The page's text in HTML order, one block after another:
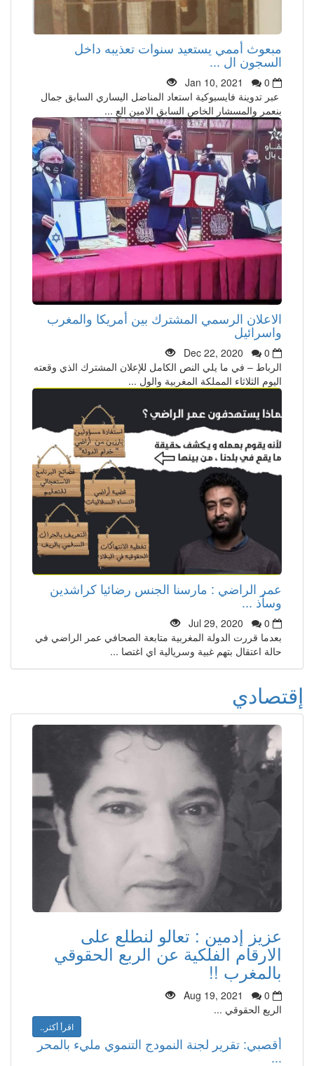
مبعوث أممي يستعيد سنوات تعذيبه داخل
السجون ال ...
Jan 10, 2021
0
عبر تدوينة فايسبوكية استعاد المناضل اليساري السابق جمال
بنعمر والمسشار الخاص السابق الامين الع ...
الاعلان الرسمي المشترك بين أمريكا والمغرب
واسرائيل
Dec 22, 2020
0
الرباط – في ما يلي النص الكامل للإعلان المشترك الذي وقعته
اليوم الثلاثاء المملكة المغربية والول ...
عمر الراضي : مارسنا الجنس رضائيا كراشدين
وسأذ ...
Jul 29, 2020
0
بعدما قررت الدولة المغربية متابعة الصحافي عمر الراضي في
حالة اعتقال بتهم غبية وسريالية اي اغتصا ...
إقتصادي
عزيز إدمين : تعالو لنطلع على
الارقام الفلكية عن الربع الحقوقي
بالمغرب !!
Aug 19, 2021
0
الريع الحقوقي ...
اقرأ أكثر..
أقصبي: تقرير لجنة النمودج التنموي مليء بالمحر